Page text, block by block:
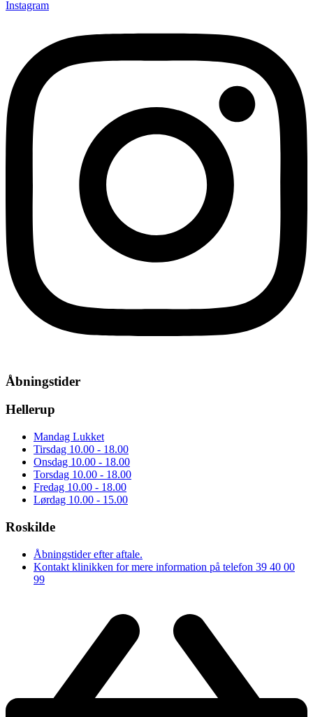
Instagram
Åbningstider
Hellerup
Mandag Lukket
Tirsdag 10.00 - 18.00
Onsdag 10.00 - 18.00
Torsdag 10.00 - 18.00
Fredag 10.00 - 18.00
Lørdag 10.00 - 15.00
Roskilde
Åbningstider efter aftale.
Kontakt klinikken for mere information på telefon 39 40 00
99